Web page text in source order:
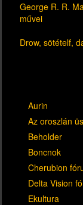
George R. R.
művei
Drow, sötételf,
Aurin
Az oroszlán
Beholder
Boncnok
Cherubion
Delta Vision
Ekultura